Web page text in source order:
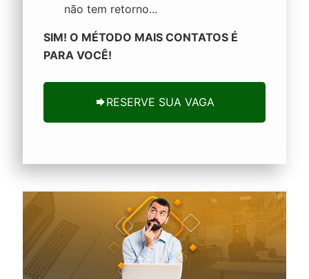
não tem retorno...
SIM! O MÉTODO MAIS CONTATOS É
PARA VOCÊ!
RESERVE SUA VAGA